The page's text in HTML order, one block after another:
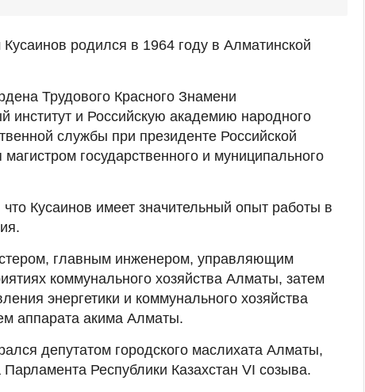
родился в 1964 году в Алматинской
Трудового Красного Знамени
институт и Российскую академию народного
службы при президенте Российской
государственного и муниципального
Кусаинов имеет значительный опыт работы в
главным инженером, управляющим
коммунального хозяйства Алматы, затем
энергетики и коммунального хозяйства
аппарата акима Алматы.
депутатом городского маслихата Алматы,
Республики Казахстан VI созыва.